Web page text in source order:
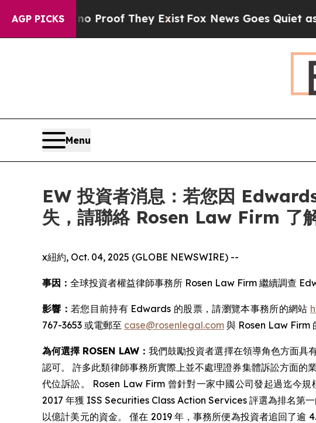
AGP PICKS
Offers no Proof They ExistFox News Goes Quiet as
Menu
EW 投資者消息：若您因
失，請聯絡 Rosen Law Firm 了
x紐約, Oct. 04, 2025 (GLOBE NEWSWIRE) --
事因： 全球投資者權益律師事務所 Rosen Law Firm 繼續調查
影響： 若您目前持有 Edwards 的股票，請瀏覽本事務所的網站
767-3653 或電郵至 case@rosenlegal.com 與 Rosen Law Firm
為何選擇 ROSEN LAW： 我們鼓勵投資者選擇在領導角色方面具
認可。 許多此類律師事務所實際上並不處理證券集體訴訟方面
代位訴訟。 Rosen Law Firm 曾針對一家中國公司發起過迄今
2017 年獲 ISS Securities Class Action Services 評選為排名第
以億計美元的資金。 僅在 2019 年，事務所便為投資者追回了